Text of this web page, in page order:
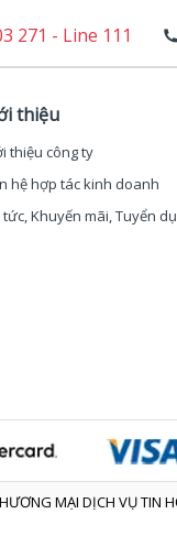
271 - Line 111
thiệu
thiệu công ty
hệ hợp tác kinh doanh
tức, Khuyến mãi, Tuyển
MẠI DỊCH VỤ TIN